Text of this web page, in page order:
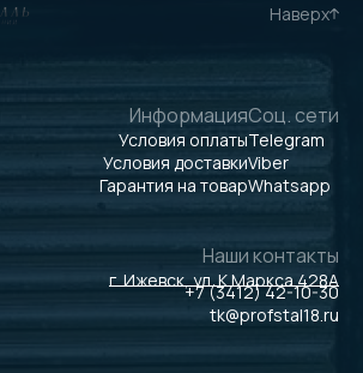
Наверх
Информация
Условия оплаты
Условия доставки
Гарантия на товар
Соц. сети
Telegram
Viber
Whatsapp
Наши контакты
г. Ижевск, ул. К.Маркса 428А
+7 (3412) 42-10-30
tk@profstal18.ru